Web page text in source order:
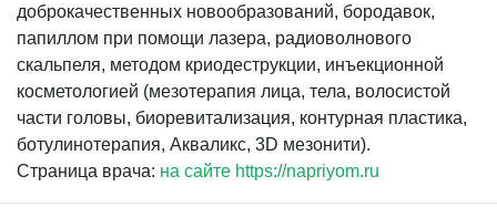
доброкачественных новообразований, бородавок,
папиллом при помощи лазера, радиоволнового
скальпеля, методом криодеструкции, инъекционной
косметологией (мезотерапия лица, тела, волосистой
части головы, биоревитализация, контурная пластика,
ботулинотерапия, Акваликс, 3D мезонити).
Страница врача: на сайте https://napriyom.ru